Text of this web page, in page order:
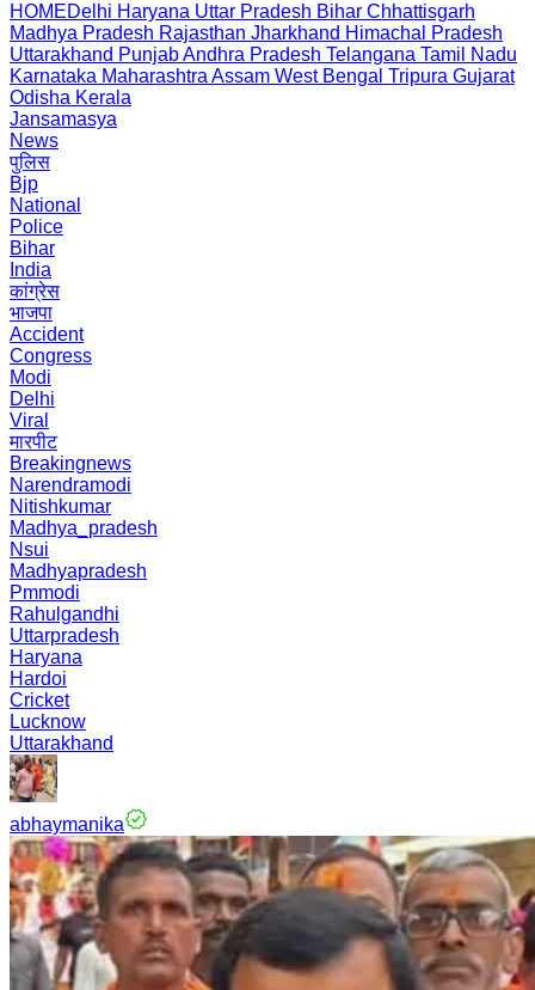
HOMEDelhi Haryana Uttar Pradesh Bihar Chhattisgarh
Madhya Pradesh Rajasthan Jharkhand Himachal Pradesh
Uttarakhand PunjabAndhra Pradesh Telangana Tamil Nadu
Karnataka Maharashtra Assam West Bengal Tripura Gujarat
Odisha Kerala
Jansamasya
News
पुलिस
Bjp
National
Police
Bihar
India
कांग्रेस
भाजपा
Accident
Congress
Modi
Delhi
Viral
मारपीट
Breakingnews
Narendramodi
Nitishkumar
Madhya_pradesh
Nsui
Madhyapradesh
Pmmodi
Rahulgandhi
Uttarpradesh
Haryana
Hardoi
Cricket
Lucknow
Uttarakhand
abhaymanika